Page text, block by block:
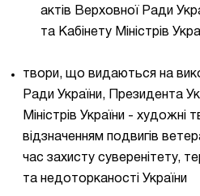
актів Верховної Ради
та Кабінету Міністрів
твори, що видаються на
Ради України, Президента
Міністрів України - художні
відзначенням подвигів
час захисту суверенітету,
та недоторканості України